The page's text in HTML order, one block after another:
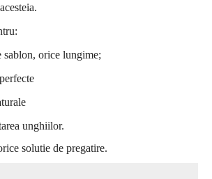
sablon, orice lungime;
unghiilor.
solutie de pregatire.